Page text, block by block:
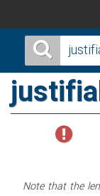
Note that the